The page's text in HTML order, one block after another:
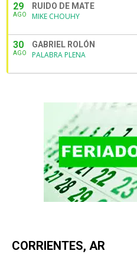
29
AGO
RUIDO DE MATE
MIKE CHOUHY
30
AGO
GABRIEL ROLÓN
PALABRA PLENA
CORRIENTES, AR